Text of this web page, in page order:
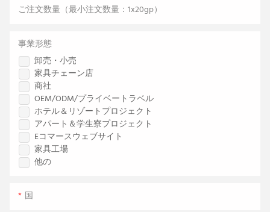
ご注文数量（最小注文数量：1x20gp）
卸売・小売
家具チェーン店
商社
OEM/ODM/プライベートラベル
ホテル＆リゾートプロジェクト
アパート＆学生寮プロジェクト
Eコマースウェブサイト
家具工場
他の
事業形態
国